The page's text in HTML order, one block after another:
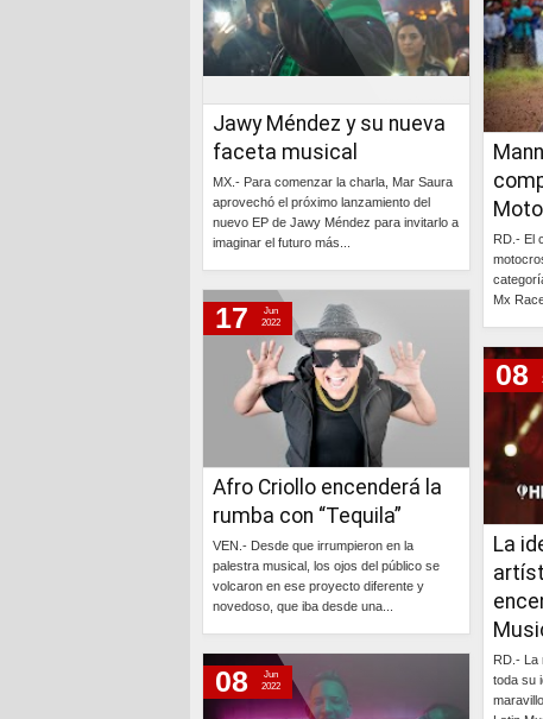
Jawy Méndez y su nueva
faceta musical
MX.- Para comenzar la charla, Mar Saura
aprovechó el próximo lanzamiento del
nuevo EP de Jawy Méndez para invitarlo a
imaginar el futuro más...
RD.- El
Mx
Afro Criollo encenderá la
rumba con “Tequila”
VEN.- Desde que irrumpieron en la
palestra musical, los ojos del público se
volcaron en ese proyecto diferente y
novedoso, que iba desde una...
17
Jun
2022
La
RD.- La
toda su
08
08
Jun
2022